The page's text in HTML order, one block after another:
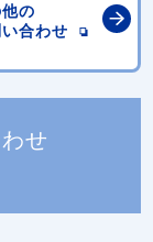
の
合わせ
せ